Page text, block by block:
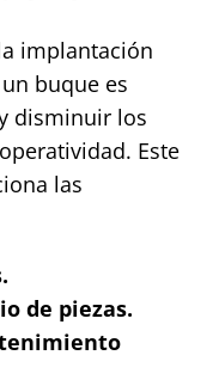
implantación
buque es
disminuir los
Este
las
de piezas.